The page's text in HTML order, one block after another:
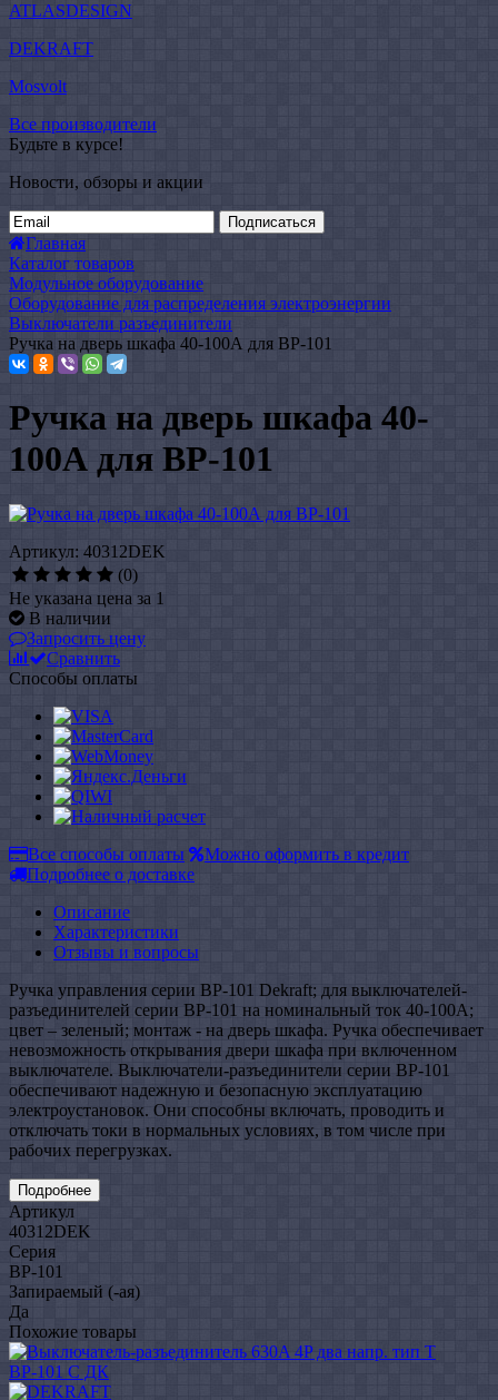
ATLASDESIGN
DEKRAFT
Mosvolt
Все производители
Будьте в курсе!
Новости, обзоры и акции
Подписаться
Главная
Каталог товаров
Модульное оборудование
Оборудование для распределения электроэнергии
Выключатели разъединители
Ручка на дверь шкафа 40-100А для ВР-101
Ручка на дверь шкафа 40-
100А для ВР-101
Артикул: 40312DEK
(0)
Не указана цена за 1
В наличии
Запросить цену
Сравнить
Способы оплаты
Все способы оплаты
Можно оформить в кредит
Подробнее о доставке
Описание
Характеристики
Отзывы и вопросы
Ручка управления серии ВР-101 Dekraft; для выключателей-
разъединителей серии ВР-101 на номинальный ток 40-100А;
цвет – зеленый; монтаж - на дверь шкафа. Ручка обеспечивает
невозможность открывания двери шкафа при включенном
выключателе. Выключатели-разъединители серии ВР-101
обеспечивают надежную и безопасную эксплуатацию
электроустановок. Они способны включать, проводить и
отключать токи в нормальных условиях, в том числе при
рабочих перегрузках.
Подробнее
Артикул
40312DEK
Серия
ВР-101
Запираемый (-ая)
Да
Похожие товары